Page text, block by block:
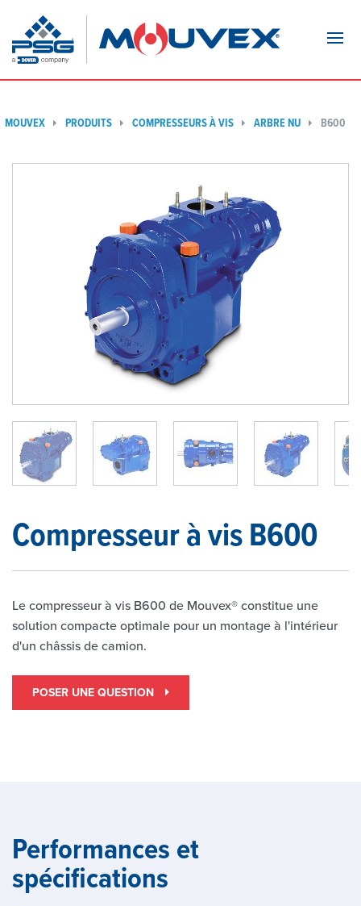
MOUVEX PRODUITS COMPRESSEURS À VIS ARBRE NU B600
Compresseur à vis B600
Le compresseur à vis B600 de Mouvex® constitue une
solution compacte optimale pour un montage à l'intérieur
d'un châssis de camion.
POSER UNE QUESTION
Performances et
spécifications